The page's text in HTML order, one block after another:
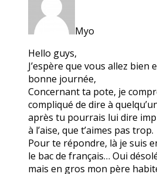
Myo
Hello guys,
J’espère que vous allez bien
bonne journée,
Concernant ta pote, je
compliqué de dire à
après tu pourrais lui dire
à l’aise, que t’aimes pas trop.
Pour te répondre, là je suis
le bac de français… Oui
mais en gros mon père